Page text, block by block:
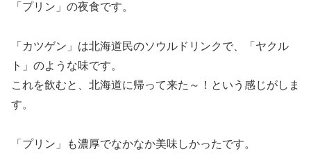
「プリン」の夜食です。
「カツゲン」は北海道民のソウルドリンクで、「ヤクル
ト」のような味です。
これを飲むと、北海道に帰って来た～！という感じがしま
す。
「プリン」も濃厚でなかなか美味しかったです。